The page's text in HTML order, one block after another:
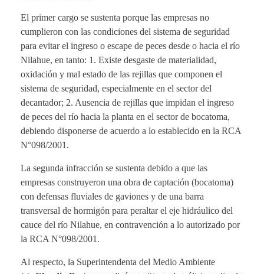
El primer cargo se sustenta porque las empresas no
cumplieron con las condiciones del sistema de seguridad
para evitar el ingreso o escape de peces desde o hacia el río
Nilahue, en tanto: 1. Existe desgaste de materialidad,
oxidación y mal estado de las rejillas que componen el
sistema de seguridad, especialmente en el sector del
decantador; 2. Ausencia de rejillas que impidan el ingreso
de peces del río hacia la planta en el sector de bocatoma,
debiendo disponerse de acuerdo a lo establecido en la RCA
N°098/2001.
La segunda infracción se sustenta debido a que las
empresas construyeron una obra de captación (bocatoma)
con defensas fluviales de gaviones y de una barra
transversal de hormigón para peraltar el eje hidráulico del
cauce del río Nilahue, en contravención a lo autorizado por
la RCA N°098/2001.
Al respecto, la Superintendenta del Medio Ambiente